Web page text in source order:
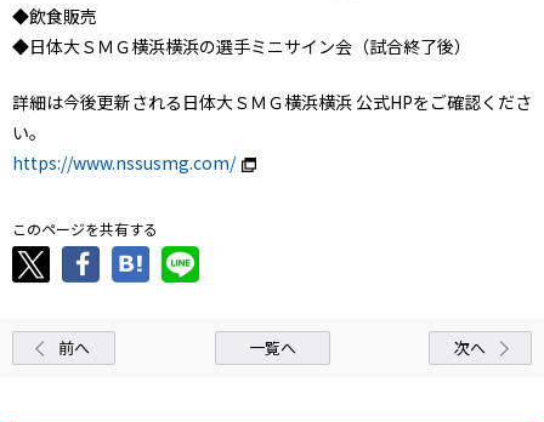
◆飲食販売
◆日体大ＳＭＧ横浜横浜の選手ミニサイン会（試合終了後）
詳細は今後更新される日体大ＳＭＧ横浜横浜 公式HPをご確認くださ
い。
https://www.nssusmg.com/
このページを共有する
前へ 一覧へ 次へ